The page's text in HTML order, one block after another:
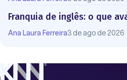
Franquia de inglês: o que
Ana Laura Ferreira3 de ago de 2026